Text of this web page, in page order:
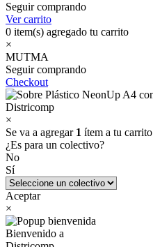
Seguir comprando
Ver carrito
0 item(s) agregado tu carrito
×
MUTMA
Seguir comprando
Checkout
×
Se va a agregar 1 ítem a tu carrito
¿Es para un colectivo?
No
Sí
Aceptar
×
Bienvenido a